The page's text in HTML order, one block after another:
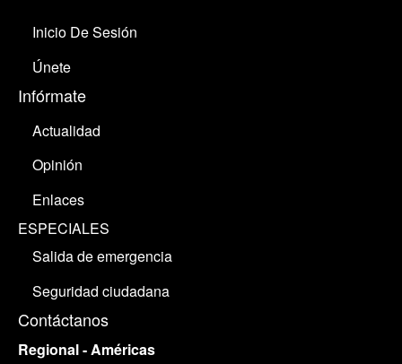
Inicio De Sesión
Únete
Infórmate
Actualidad
Opinión
Enlaces
ESPECIALES
Salida de emergencia
Seguridad ciudadana
Contáctanos
Regional - Américas